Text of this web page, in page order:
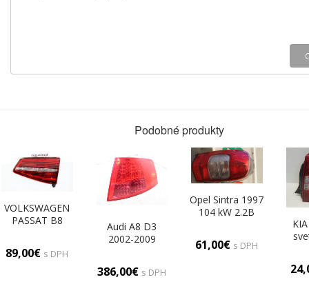
Podobné produkty
VOLKSWAGEN
PASSAT B8
3G9945308E
89,00€ s DPH
Audi A8 D3
2002-2009
4E0945096C
386,00€ s DPH
Opel Sintra 1997
104 kW 2.2B
pravá
61,00€ s DPH